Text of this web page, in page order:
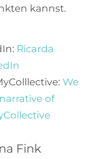
kannst.
Ricarda
We
of
Fink